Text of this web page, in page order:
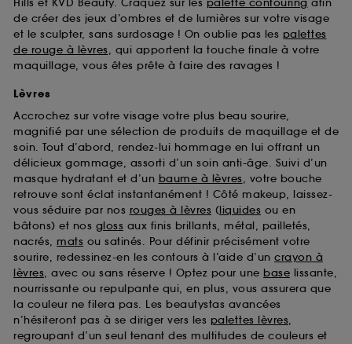
de créer des jeux d’ombres et de lumières sur votre visage
et le sculpter, sans surdosage ! On oublie pas les palettes
de rouge à lèvres, qui apportent la touche finale à votre
maquillage, vous êtes prête à faire des ravages !
Lèvres
Accrochez sur votre visage votre plus beau sourire,
magnifié par une sélection de produits de maquillage et de
soin. Tout d’abord, rendez-lui hommage en lui offrant un
délicieux gommage, assorti d’un soin anti-âge. Suivi d’un
masque hydratant et d’un baume à lèvres, votre bouche
retrouve sont éclat instantanément ! Côté makeup, laissez-
vous séduire par nos rouges à lèvres (liquides ou en
bâtons) et nos gloss aux finis brillants, métal, pailletés,
nacrés, mats ou satinés. Pour définir précisément votre
sourire, redessinez-en les contours à l’aide d’un crayon à
lèvres, avec ou sans réserve ! Optez pour une base lissante,
nourrissante ou repulpante qui, en plus, vous assurera que
la couleur ne filera pas. Les beautystas avancées
n’hésiteront pas à se diriger vers les palettes lèvres,
regroupant d’un seul tenant des multitudes de couleurs et